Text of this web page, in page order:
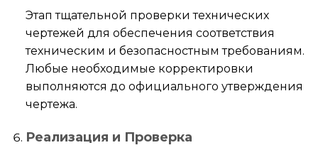
Этап тщательной проверки технических
чертежей для обеспечения соответствия
техническим и безопасностным требованиям.
Любые необходимые корректировки
выполняются до официального утверждения
чертежа.
Реализация и Проверка